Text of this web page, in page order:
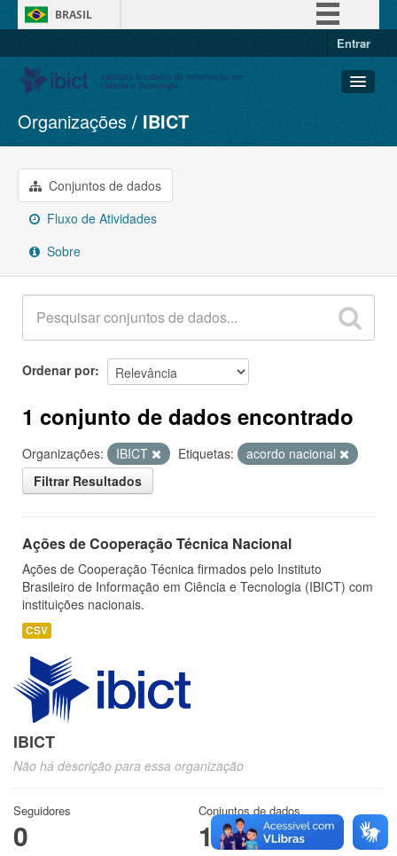
BRASIL
Entrar
Conjuntos de dados
Organizações
Grupos
Sobre
Organizações IBICT
Conjuntos de dados
Fluxo de Atividades
Sobre
Ordenar por
1 conjunto de dados encontrado
Organizações: IBICT Etiquetas:
acordo nacional
Filtrar Resultados
Ações de Cooperação Técnica Nacional
Ações de Cooperação Técnica firmados pelo Instituto
Brasileiro de Informação em Ciência e Tecnologia (IBICT) com
instituições nacionais.
CSV
IBICT
Não há descrição para essa organização
Seguidores
0
Conjuntos de dados
1